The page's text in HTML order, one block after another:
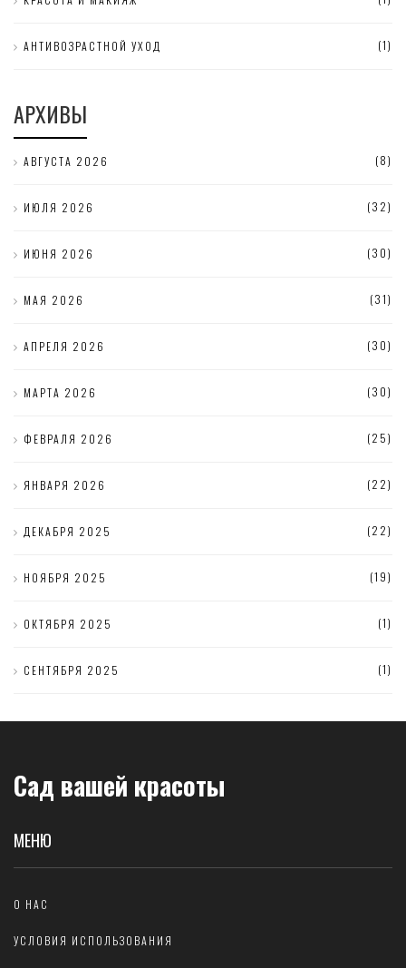
АНТИВОЗРАСТНОЙ УХОД (1)
АРХИВЫ
АВГУСТА 2026 (8)
ИЮЛЯ 2026 (32)
ИЮНЯ 2026 (30)
МАЯ 2026 (31)
АПРЕЛЯ 2026 (30)
МАРТА 2026 (30)
ФЕВРАЛЯ 2026 (25)
ЯНВАРЯ 2026 (22)
ДЕКАБРЯ 2025 (22)
НОЯБРЯ 2025 (19)
ОКТЯБРЯ 2025 (1)
СЕНТЯБРЯ 2025 (1)
Сад вашей красоты
МЕНЮ
О НАС
УСЛОВИЯ ИСПОЛЬЗОВАНИЯ